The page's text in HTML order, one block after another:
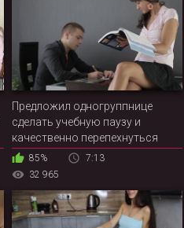
Предложил одногруппнице
сделать учебную паузу и
качественно перепехнуться
85%
7:13
32 965